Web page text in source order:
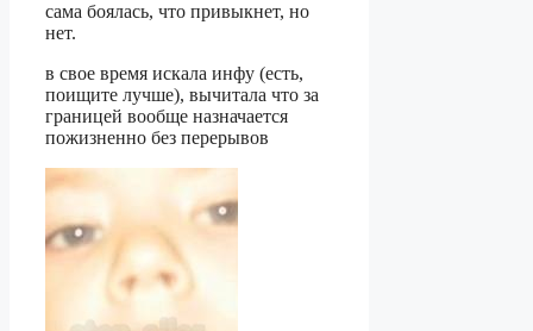
сама боялась, что привыкнет, но
нет.
в свое время искала инфу (есть,
поищите лучше), вычитала что за
границей вообще назначается
пожизненно без перерывов